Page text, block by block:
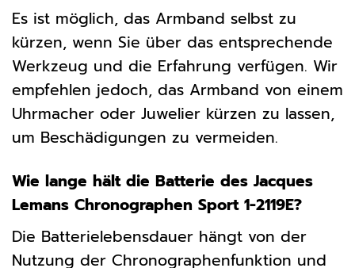
Es ist möglich, das Armband selbst zu
kürzen, wenn Sie über das entsprechende
Werkzeug und die Erfahrung verfügen. Wir
empfehlen jedoch, das Armband von einem
Uhrmacher oder Juwelier kürzen zu lassen,
um Beschädigungen zu vermeiden.
Wie lange hält die Batterie des Jacques
Lemans Chronographen Sport 1-2119E?
Die Batterielebensdauer hängt von der
Nutzung der Chronographenfunktion und